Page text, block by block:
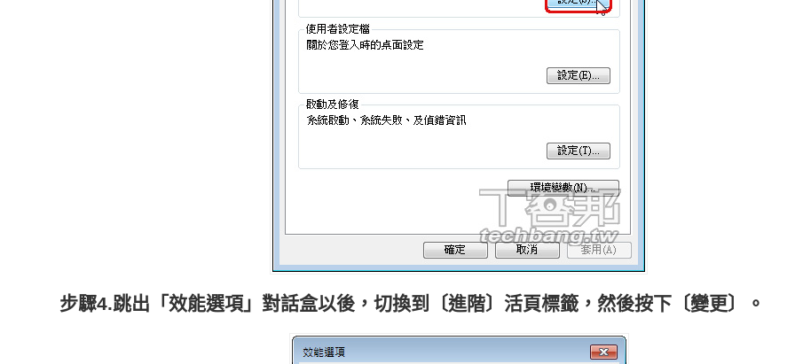
步驟4.跳出「效能選項」對話盒以後，切換到〔進階〕活頁標籤，然後按下〔變更〕。